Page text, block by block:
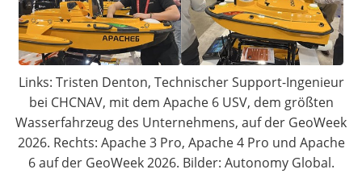
Links: Tristen Denton, Technischer Support-Ingenieur
bei CHCNAV, mit dem Apache 6 USV, dem größten
Wasserfahrzeug des Unternehmens, auf der GeoWeek
2026. Rechts: Apache 3 Pro, Apache 4 Pro und Apache
6 auf der GeoWeek 2026. Bilder: Autonomy Global.